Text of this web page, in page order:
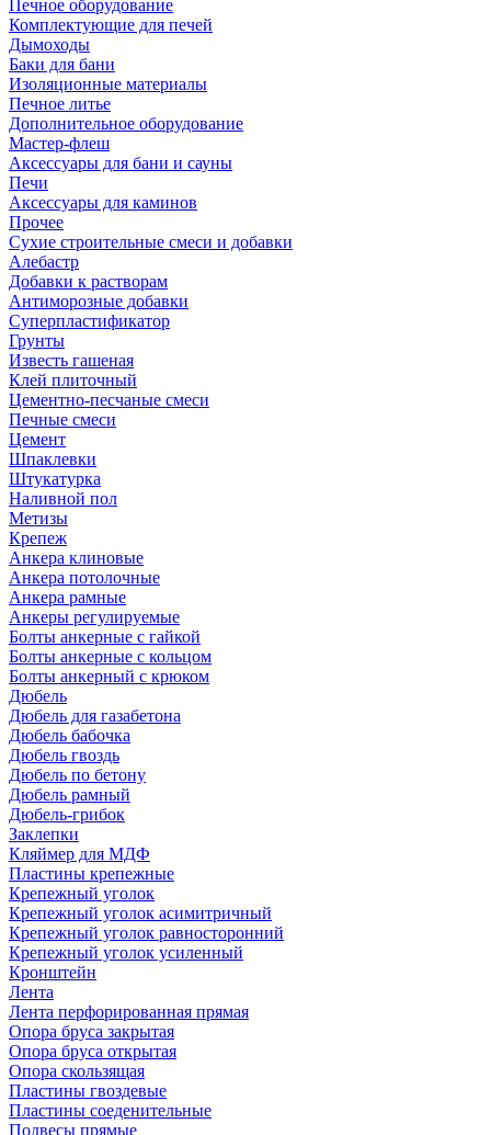
Печное оборудование
Комплектующие для печей
Дымоходы
Баки для бани
Изоляционные материалы
Печное литье
Дополнительное оборудование
Мастер-флеш
Аксессуары для бани и сауны
Печи
Аксессуары для каминов
Прочее
Сухие строительные смеси и добавки
Алебастр
Добавки к растворам
Антиморозные добавки
Суперпластификатор
Грунты
Известь гашеная
Клей плиточный
Цементно-песчаные смеси
Печные смеси
Цемент
Шпаклевки
Штукатурка
Наливной пол
Метизы
Крепеж
Анкера клиновые
Анкера потолочные
Анкера рамные
Анкеры регулируемые
Болты анкерные с гайкой
Болты анкерные с кольцом
Болты анкерный с крюком
Дюбель
Дюбель для газабетона
Дюбель бабочка
Дюбель гвоздь
Дюбель по бетону
Дюбель рамный
Дюбель-грибок
Заклепки
Кляймер для МДФ
Пластины крепежные
Крепежный уголок
Крепежный уголок асимитричный
Крепежный уголок равносторонний
Крепежный уголок усиленный
Кронштейн
Лента
Лента перфорированная прямая
Опора бруса закрытая
Опора бруса открытая
Опора скользящая
Пластины гвоздевые
Пластины соеденительные
Подвесы прямые